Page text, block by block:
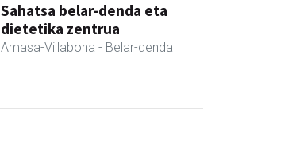
Sahatsa belar-denda eta
dietetika zentrua
Amasa-Villabona - Belar-denda